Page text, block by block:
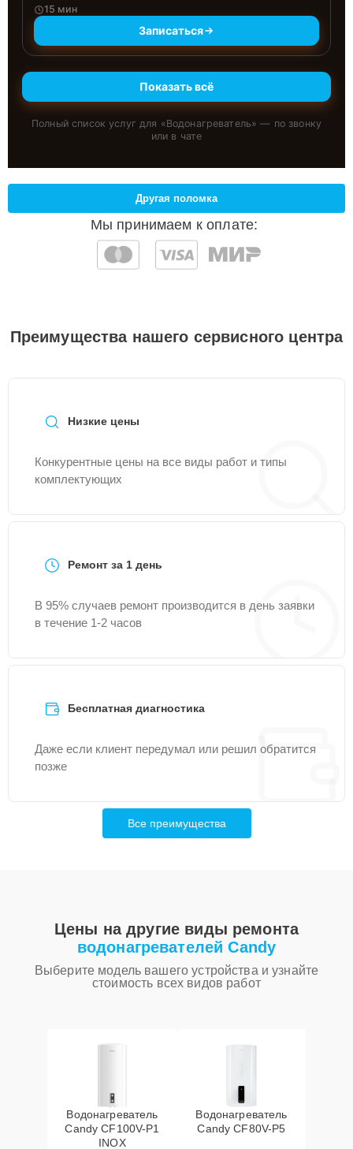
15 мин
Записаться
Показать всё
Полный список услуг для «Водонагреватель» — по звонку
или в чате
Мы принимаем к оплате:
Другая поломка
Преимущества нашего сервисного центра
Низкие цены
Конкурентные цены на все виды работ и типы
комплектующих
Ремонт за 1 день
В 95% случаев ремонт производится в день заявки
в течение 1-2 часов
Бесплатная диагностика
Даже если клиент передумал или решил обратится
позже
Все преимущества
Цены на другие виды ремонта
водонагревателей Candy
Выберите модель вашего устройства и узнайте
стоимость всех видов работ
Водонагреватель
Candy CF100V-P1
INOX
Водонагреватель
Candy CF80V-P5